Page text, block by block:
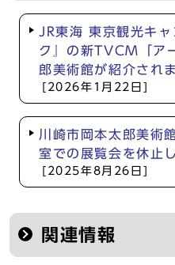
JR東海 東京観光キ
ク』の新TVCM「ア
郎美術館が紹介され
[2026年1月22日]
川崎市岡本太郎美術
室での展覧会を休止
[2025年8月26日]
関連情報